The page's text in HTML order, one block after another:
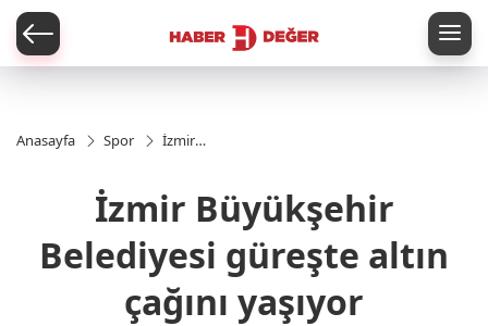
Anasayfa Spor
İzmir
güreşte
altın çağını
yaşıyor
İzmir Büyükşehir
Belediyesi güreşte altın
çağını yaşıyor